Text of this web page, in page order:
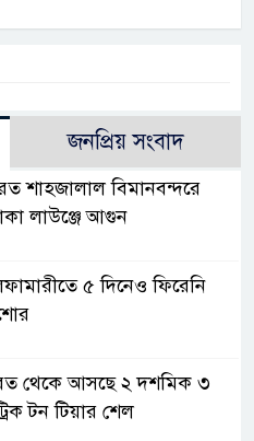
জনপ্রিয় সংবাদ
শাহজালাল বিমানবন্দরে
লাউঞ্জে আগুন
৫ দিনেও ফিরেনি
থেকে আসছে ২ দশমিক ৩
টন টিয়ার শেল